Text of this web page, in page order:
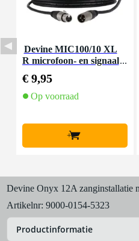
Devine MIC100/10 XL
R microfoon- en signaal
€ 9,95
Op voorraad
+
Devine Onyx 12A zanginstallatie
Artikelnr: 9000-0154-5323
Productinformatie